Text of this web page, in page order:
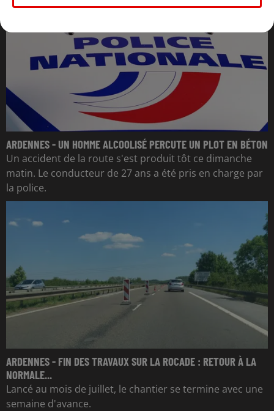
ARDENNES - UN HOMME ALCOOLISÉ PERCUTE UN PLOT EN BÉTON
Un accident de la route s'est produit tôt ce dimanche
matin. Le conducteur de 27 ans a été pris en charge par
la police.
ARDENNES - FIN DES TRAVAUX SUR LA ROCADE : RETOUR À LA
NORMALE...
Lancé au mois de juillet, le chantier se termine avec une
semaine d'avance.